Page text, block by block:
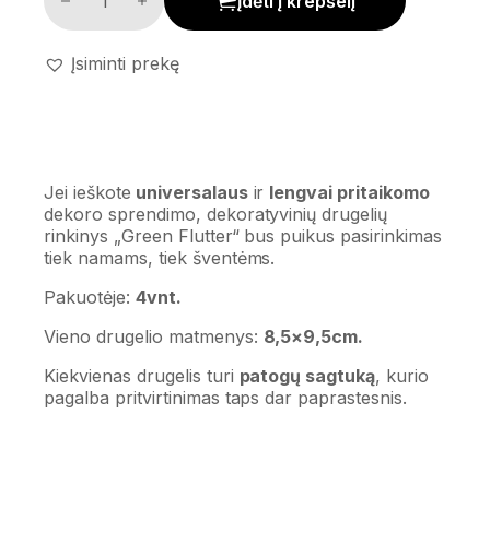
Įsiminti prekę
Jei ieškote universalausir lengvai pritaikomo
dekoro sprendimo, dekoratyvinių drugelių
rinkinys „Green Flutter“ bus puikus pasirinkimas
tiek namams, tiek šventėms.
Pakuotėje: 4vnt.
Vieno drugelio matmenys: 8,5×9,5cm.
Kiekvienas drugelis turi patogų sagtuką, kurio
pagalba pritvirtinimas taps dar paprastesnis.